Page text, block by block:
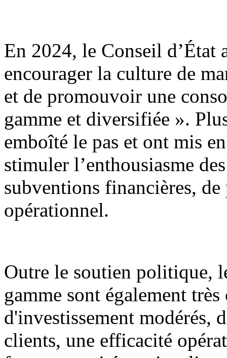
En 2024, le Conseil d’État
encourager la culture de
et de promouvoir une
gamme et diversifiée ».
emboîté le pas et ont mis
stimuler l’enthousiasme
subventions financières,
opérationnel.
Outre le soutien politique,
gamme sont également
d'investissement modérés,
clients, une efficacité